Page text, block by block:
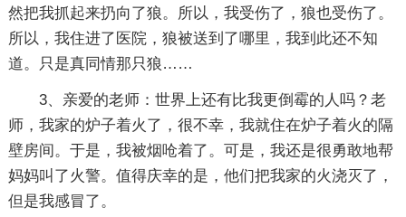
然把我抓起来扔向了狼。所以，我受伤了，狼也受伤了。
所以，我住进了医院，狼被送到了哪里，我到此还不知
道。只是真同情那只狼……
3、亲爱的老师：世界上还有比我更倒霉的人吗？老
师，我家的炉子着火了，很不幸，我就住在炉子着火的隔
壁房间。于是，我被烟呛着了。可是，我还是很勇敢地帮
妈妈叫了火警。值得庆幸的是，他们把我家的火浇灭了，
但是我感冒了。